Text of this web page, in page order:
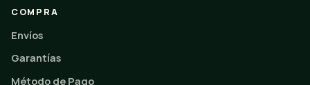
COMPRA
Envíos
Garantías
Método de Pago